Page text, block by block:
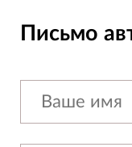
Письмо